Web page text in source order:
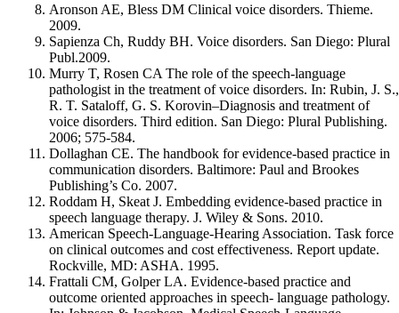
Aronson AE, Bless DM Clinical voice disorders. Thieme.
2009.
Sapienza Ch, Ruddy BH. Voice disorders. San Diego: Plural
Publ.2009.
Murry T, Rosen CA The role of the speech-language
pathologist in the treatment of voice disorders. In: Rubin, J. S.,
R. T. Sataloff, G. S. Korovin–Diagnosis and treatment of
voice disorders. Third edition. San Diego: Plural Publishing.
2006; 575-584.
Dollaghan CE. The handbook for evidence-based practice in
communication disorders. Baltimore: Paul and Brookes
Publishing’s Co. 2007.
Roddam H, Skeat J. Embedding evidence-based practice in
speech language therapy. J. Wiley & Sons. 2010.
American Speech-Language-Hearing Association. Task force
on clinical outcomes and cost effectiveness. Report update.
Rockville, MD: ASHA. 1995.
Frattali CM, Golper LA. Evidence-based practice and
outcome oriented approaches in speech- language pathology.